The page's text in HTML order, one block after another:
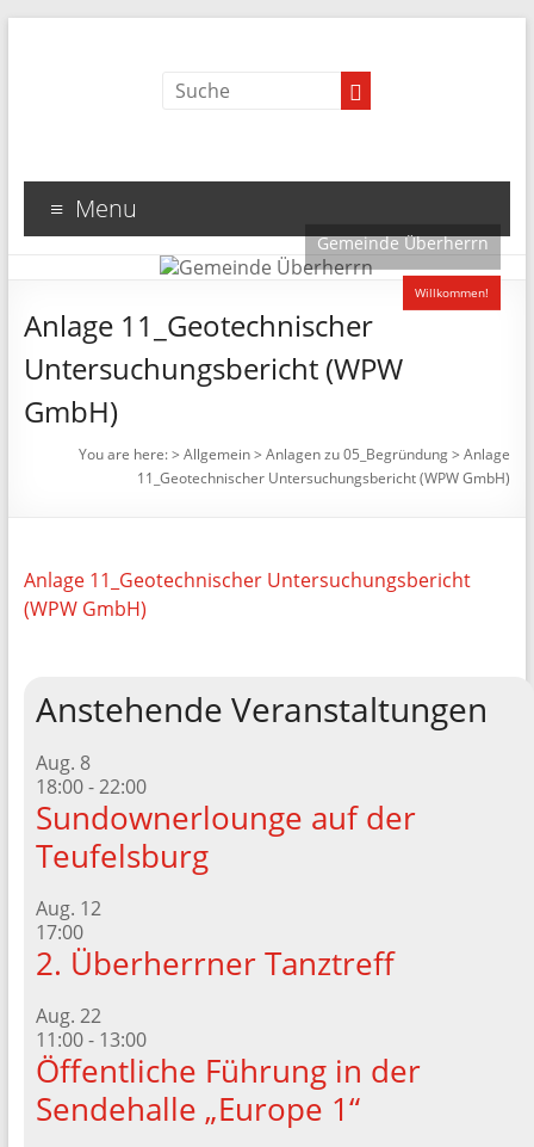
Menu
Gemeinde Überherrn
Willkommen!
Anlage 11_Geotechnischer
Untersuchungsbericht (WPW
GmbH)
You are here:>Allgemein>Anlagen zu 05_Begründung>Anlage
11_Geotechnischer Untersuchungsbericht (WPW GmbH)
Anlage 11_Geotechnischer Untersuchungsbericht
(WPW GmbH)
Anstehende Veranstaltungen
Aug. 8
18:00-22:00
Sundownerlounge auf der
Teufelsburg
Aug. 12
17:00
2. Überherrner Tanztreff
Aug. 22
11:00- 13:00
Öffentliche Führung in der
Sendehalle „Europe 1“